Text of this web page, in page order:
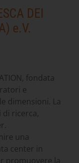
DEI
e.V.
fondata
e
dimensioni. La
ricerca,
una
center in
promuovere la